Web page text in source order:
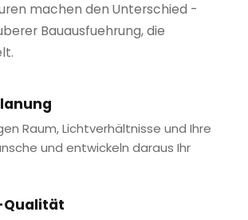
machen den Unterschied -
Bauausfuehrung, die
Raum, Lichtverhältnisse und Ihre
und entwickeln daraus Ihr